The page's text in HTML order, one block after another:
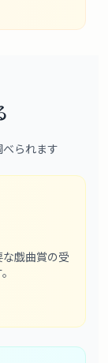
られます
戯曲賞の受